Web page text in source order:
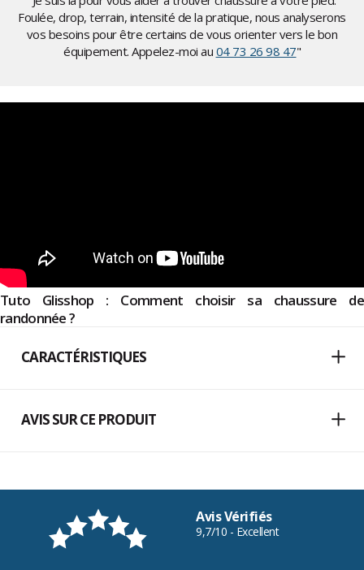
Foulée, drop, terrain, intensité de la pratique, nous analyserons
vos besoins pour être certains de vous orienter vers le bon
équipement. Appelez-moi au 04 73 26 98 47"
Tuto Glisshop : Comment choisir sa chaussure de
randonnée ?
CARACTÉRISTIQUES
AVIS SUR CE PRODUIT
Avis Vérifiés
9,7/10 - Excellent